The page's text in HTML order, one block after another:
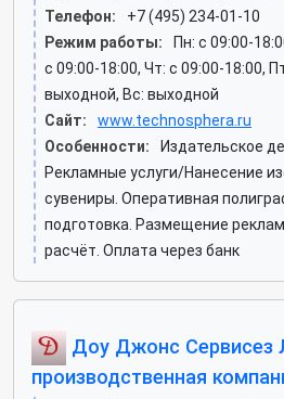
Телефон:
+7 (495) 234-01-10
Режим работы:
Пн: c 09:00-
c 09:00-18:00, Чт: c 09:00-18:00,
выходной, Вс: выходной
Сайт:
www.technosphera.ru
Особенности:
Издательское
Рекламные услуги/Нанесение
сувениры. Оперативная
подготовка. Размещение
расчёт. Оплата через банк
Доу Джонс Сервисез
производственная